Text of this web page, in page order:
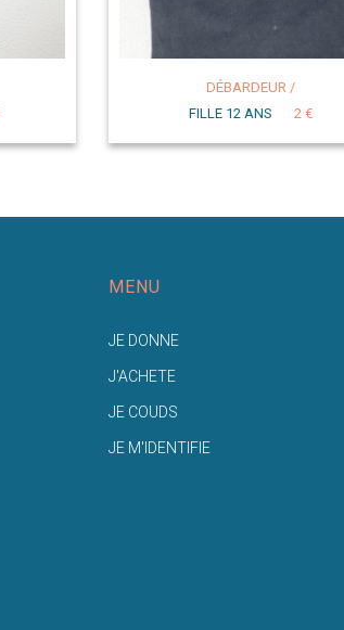
DÉBARDEUR /
FILLE 12 ANS
2 €
MENU
JE DONNE
J'ACHETE
JE COUDS
JE M'IDENTIFIE